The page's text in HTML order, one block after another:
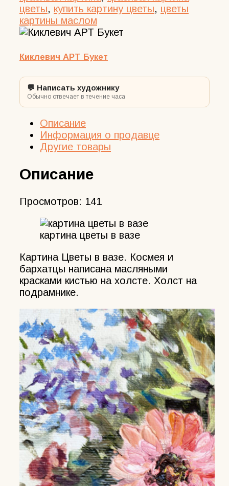
цветы, купить картину цветы, цветы
картины маслом
Киклевич АРТ Букет
💬 Написать художнику
Обычно отвечает в течение часа
Описание
Информация о продавце
Другие товары
Описание
Просмотров: 141
картина цветы в вазе
Картина Цветы в вазе. Космея и
бархатцы написана масляными
красками кистью на холсте. Холст на
подрамнике.